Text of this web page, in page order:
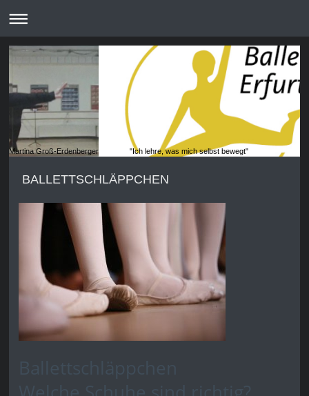
Martina Groß-Erdenberger "Ich lehre, was mich selbst bewegt"
BALLETTSCHLÄPPCHEN